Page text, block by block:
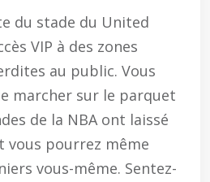
du stade du United
VIP à des zones
au public. Vous
marcher sur le parquet
de la NBA ont laissé
vous pourrez même
vous-même. Sentez-